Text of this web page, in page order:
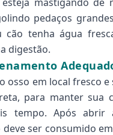
pedaços
cão tenha água
digestão.
osso em local fresco e
para manter sua
tempo. Após abrir
ser consumido